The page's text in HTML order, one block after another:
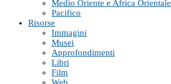
Medio Oriente e Africa Orientale
Pacifico
Risorse
Immagini
Musei
Approfondimenti
Libri
Film